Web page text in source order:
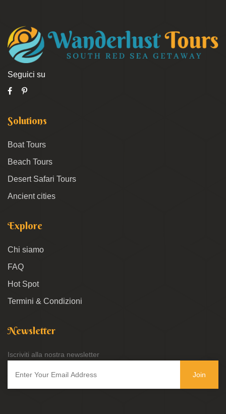
Seguici su
Solutions
Boat Tours
Beach Tours
Desert Safari Tours
Ancient cities
Explore
Chi siamo
FAQ
Hot Spot
Termini & Condizioni
Newsletter
Iscriviti alla nostra newsletter
Join